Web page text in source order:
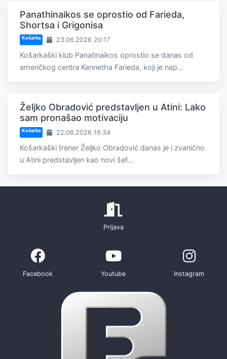
Panathinaikos se oprostio od Farieda,
Shortsa i Grigonisa
Košarka 23.06.2026 20:17
Košarkaški klub Panatinaikos oprostio se danas od
američkog centra Kennetha Farieda, koji je nap...
Željko Obradović predstavljen u Atini: Lako
sam pronašao motivaciju
Košarka 22.06.2026 16:34
Košarkaški trener Željko Obradović danas je i zvanično
u Atini predstavljen kao novi šef...
Prijava
Facebook Youtube Instagram